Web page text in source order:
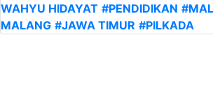
WAHYU HIDAYAT #PENDIDIKAN
MALANG #JAWA TIMUR #PILKADA